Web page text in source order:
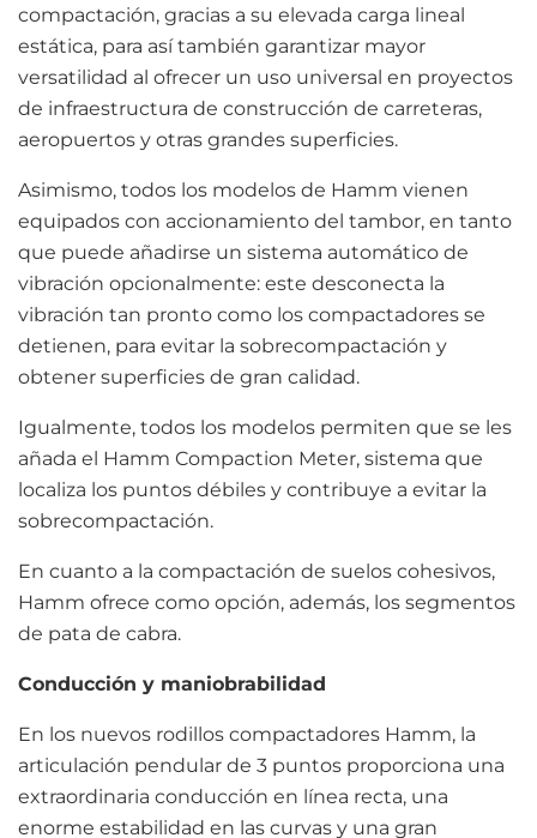
compactación, gracias a su elevada carga lineal
estática, para así también garantizar mayor
versatilidad al ofrecer un uso universal en proyectos
de infraestructura de construcción de carreteras,
aeropuertos y otras grandes superficies.
Asimismo, todos los modelos de Hamm vienen
equipados con accionamiento del tambor, en tanto
que puede añadirse un sistema automático de
vibración opcionalmente: este desconecta la
vibración tan pronto como los compactadores se
detienen, para evitar la sobrecompactación y
obtener superficies de gran calidad.
Igualmente, todos los modelos permiten que se les
añada el Hamm Compaction Meter, sistema que
localiza los puntos débiles y contribuye a evitar la
sobrecompactación.
En cuanto a la compactación de suelos cohesivos,
Hamm ofrece como opción, además, los segmentos
de pata de cabra.
Conducción y maniobrabilidad
En los nuevos rodillos compactadores Hamm, la
articulación pendular de 3 puntos proporciona una
extraordinaria conducción en línea recta, una
enorme estabilidad en las curvas y una gran